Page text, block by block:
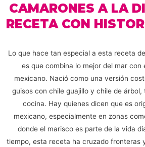
CAMARONES A LA
RECETA CON
Lo que hace tan especial a esta receta
es que combina lo mejor del mar con
mexicano. Nació como una versión
guisos con chile guajillo y chile de
cocina. Hay quienes dicen que es
mexicano, especialmente en zonas
donde el marisco es parte de la vida
tiempo, esta receta ha cruzado fronteras